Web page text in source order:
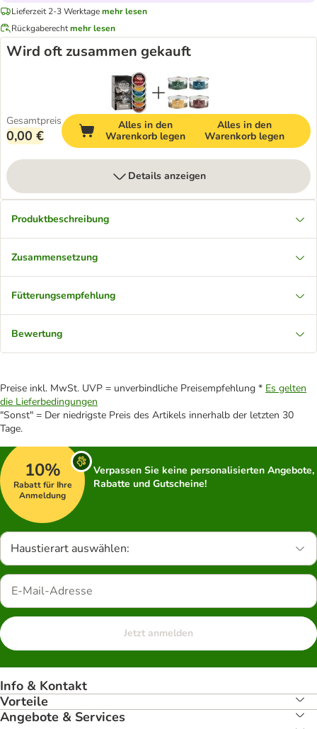
Lieferzeit 2-3 Werktagemehr lesen
Rückgaberechtmehr lesen
Wird oft zusammen gekauft
Gesamtpreis
0,00 €
Alles in den
Warenkorb legen
Alles in den
Warenkorb legen
Details anzeigen
Produktbeschreibung
Zusammensetzung
Fütterungsempfehlung
Bewertung
Preise inkl. MwSt. UVP = unverbindliche Preisempfehlung * Es gelten
die Lieferbedingungen
"Sonst" = Der niedrigste Preis des Artikels innerhalb der letzten 30
Tage.
10%
Rabatt für Ihre
Anmeldung
Verpassen Sie keine personalisierten Angebote,
Rabatte und Gutscheine!
Haustierart auswählen:
Jetzt anmelden
Info & Kontakt
Vorteile
Angebote & Services